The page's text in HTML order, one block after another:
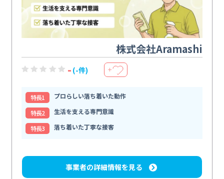
株式会社Aramashi
- (-件) ＋
特⻑1
プロらしい落ち着いた動作
特⻑2
生活を支える専門意識
特⻑3
落ち着いた丁寧な接客
事業者の詳細情報を見る